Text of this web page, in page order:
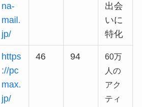
na-
mail.
jp/
出会
いに
特化
https
://pc
max.
jp/
46 94
60万
人の
アク
ティ